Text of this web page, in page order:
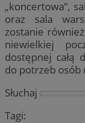
„koncertowa”,
oraz sala
zostanie
niewielkiej
dostępnej całą
do potrzeb osób
Słuchaj
Tagi: